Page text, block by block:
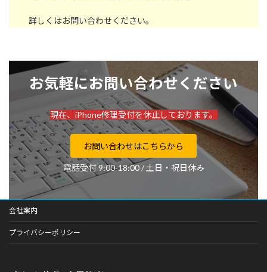
詳しくはお問い合わせください。
お気軽にお問い合わせください
現在、iPhone修理受付を休止しております。
お問い合わせはこちらから
電話受付 9:00-18:00 / 土日・祝日休み
会社案内
プライバシーポリシー